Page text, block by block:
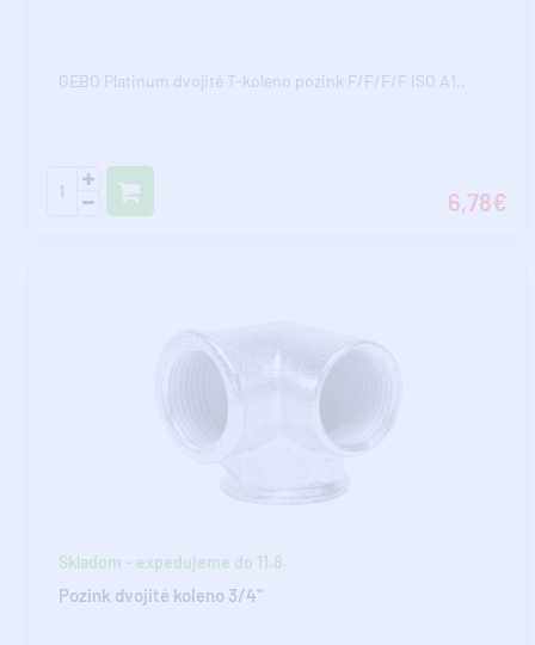
GEBO Platinum dvojité T-koleno pozink F/F/F/F ISO A1..
6,78€
Skladom - expedujeme do 11.8.
Pozink dvojité koleno 3/4"